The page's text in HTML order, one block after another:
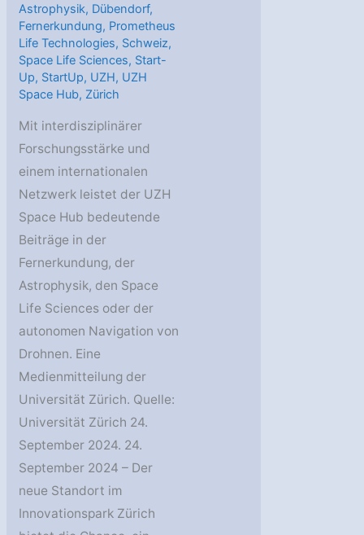
Astrophysik, Dübendorf,
Fernerkundung, Prometheus
Life Technologies, Schweiz,
Space Life Sciences, Start-
Up, StartUp, UZH, UZH
Space Hub, Zürich
Mit interdisziplinärer
Forschungsstärke und
einem internationalen
Netzwerk leistet der UZH
Space Hub bedeutende
Beiträge in der
Fernerkundung, der
Astrophysik, den Space
Life Sciences oder der
autonomen Navigation von
Drohnen. Eine
Medienmitteilung der
Universität Zürich. Quelle:
Universität Zürich 24.
September 2024. 24.
September 2024 – Der
neue Standort im
Innovationspark Zürich